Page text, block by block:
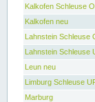
Kalkofen Schleuse
Kalkofen neu
Lahnstein Schleuse
Lahnstein Schleuse
Leun neu
Limburg Schleuse
Marburg